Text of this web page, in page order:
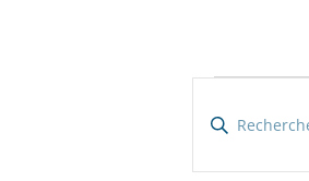
et
Saisir
mot-